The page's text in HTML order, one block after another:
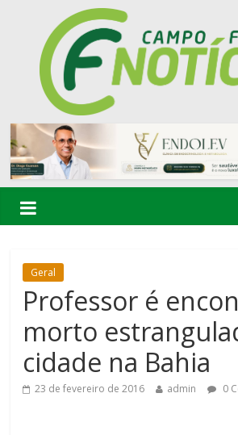
Geral
Professor é
morto
cidade na Bahia
23 de fevereiro de 2016 admin 0